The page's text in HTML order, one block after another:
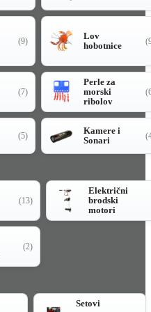
(9)
Lov
hobotnice
(7)
Perle za
morski
ribolov
(5)
Kamere i
Sonari
(13)
Električni
brodski
motori
(2)
Setovi